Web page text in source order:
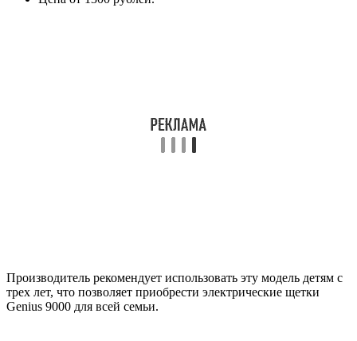
Производитель рекомендует использовать эту модель детям с
трех лет, что позволяет приобрести электрические щетки
Genius 9000 для всей семьи.